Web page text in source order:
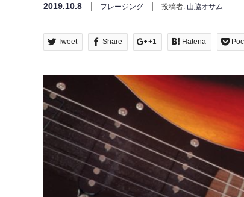
2019.10.8 フレージング 投稿者: 山脇オサム
Tweet Share +1 Hatena